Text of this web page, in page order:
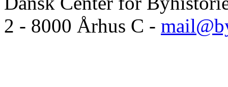
2 - 8000 Århus C -